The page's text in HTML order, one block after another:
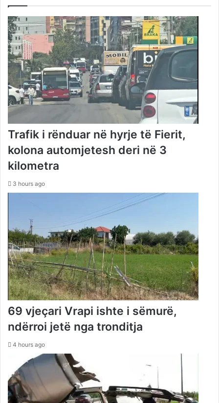
Trafik i rënduar në hyrje të Fierit,
kolona automjetesh deri në 3
kilometra
3 hours ago
69 vjeçari Vrapi ishte i sëmurë,
ndërroi jetë nga tronditja
4 hours ago